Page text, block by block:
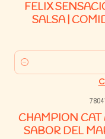
FELIX
SALSA |
Cantidad
CHAMPION CAT
SABOR DEL